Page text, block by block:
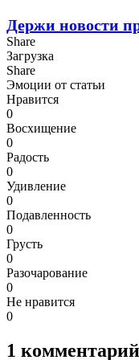
Держи новости
Share
Загрузка
Share
Эмоции от статьи
Нравится
0
Восхищение
0
Радость
0
Удивление
0
Подавленность
0
Грусть
0
Разочарование
0
Не нравится
0
1 комментарий